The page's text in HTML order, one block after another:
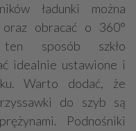
ładunki można
obracać o 360°
sposób szkło
idealnie ustawione i
Warto dodać, że
do szyb są
Podnośniki